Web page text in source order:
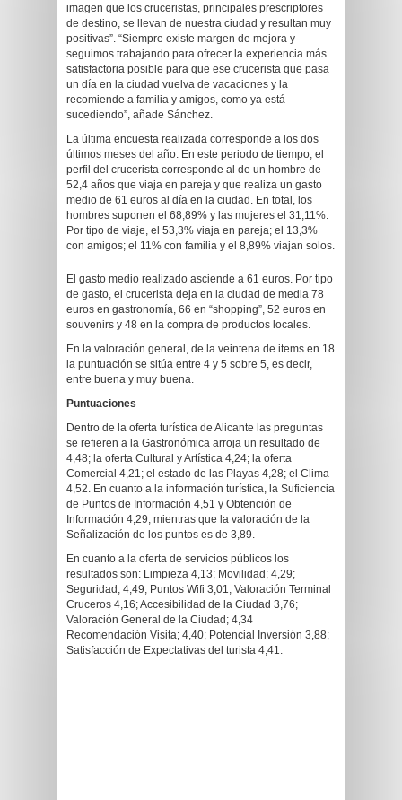
imagen que los cruceristas, principales prescriptores
de destino, se llevan de nuestra ciudad y resultan muy
positivas”. “Siempre existe margen de mejora y
seguimos trabajando para ofrecer la experiencia más
satisfactoria posible para que ese crucerista que pasa
un día en la ciudad vuelva de vacaciones y la
recomiende a familia y amigos, como ya está
sucediendo”, añade Sánchez.
La última encuesta realizada corresponde a los dos
últimos meses del año. En este periodo de tiempo, el
perfil del crucerista corresponde al de un hombre de
52,4 años que viaja en pareja y que realiza un gasto
medio de 61 euros al día en la ciudad. En total, los
hombres suponen el 68,89% y las mujeres el 31,11%.
Por tipo de viaje, el 53,3% viaja en pareja; el 13,3%
con amigos; el 11% con familia y el 8,89% viajan solos.
El gasto medio realizado asciende a 61 euros. Por tipo
de gasto, el crucerista deja en la ciudad de media 78
euros en gastronomía, 66 en “shopping”, 52 euros en
souvenirs y 48 en la compra de productos locales.
En la valoración general, de la veintena de items en 18
la puntuación se sitúa entre 4 y 5 sobre 5, es decir,
entre buena y muy buena.
Puntuaciones
Dentro de la oferta turística de Alicante las preguntas
se refieren a la Gastronómica arroja un resultado de
4,48; la oferta Cultural y Artística 4,24; la oferta
Comercial 4,21; el estado de las Playas 4,28; el Clima
4,52. En cuanto a la información turística, la Suficiencia
de Puntos de Información 4,51 y Obtención de
Información 4,29, mientras que la valoración de la
Señalización de los puntos es de 3,89.
En cuanto a la oferta de servicios públicos los
resultados son: Limpieza 4,13; Movilidad; 4,29;
Seguridad; 4,49; Puntos Wifi 3,01; Valoración Terminal
Cruceros 4,16; Accesibilidad de la Ciudad 3,76;
Valoración General de la Ciudad; 4,34
Recomendación Visita; 4,40; Potencial Inversión 3,88;
Satisfacción de Expectativas del turista 4,41.